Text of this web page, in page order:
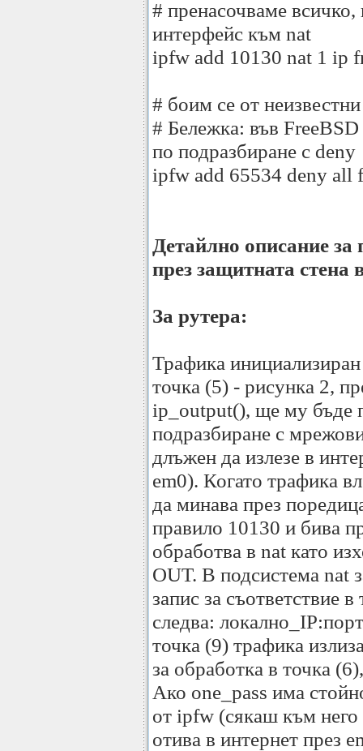
# пренасочваме
интерфейс към nat
ipfw add 10130 nat 1 ip
# боим се от неизвестни
# Бележка: във
по подразбиране с deny
ipfw add 65534 deny all
Детайлно описание
през защитната стена
За рутера:
Трафика
точка (5) - рисунка 2,
ip_output(), ще му бъде
подразбиране с
длъжен да излезе в
em0). Когато трафика
да минава през
правило 10130 и бива
обработва в nat като
OUT. В подсистема nat
запис за съответствие
следва:
точка (9) трафика
за обработка в точка
Ако one_pass има
от ipfw (сякаш към
отива в интернет през